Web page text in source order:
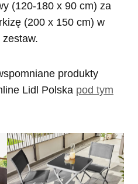
(120-180 x 90 cm) za
(200 x 150 cm) w
zestaw.
produkty
Lidl Polska pod tym